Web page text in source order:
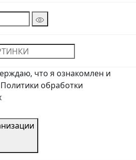
что я ознакомлен и
обработки